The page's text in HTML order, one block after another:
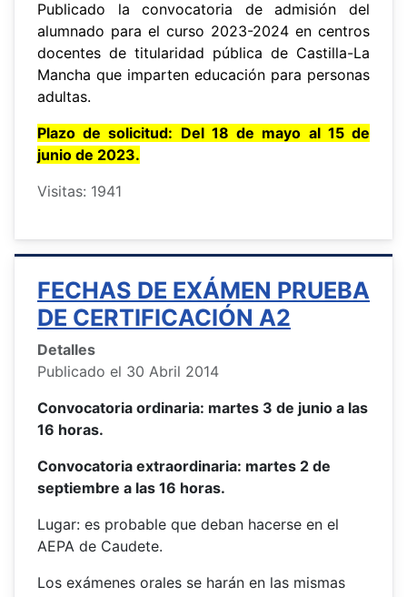
Publicado la convocatoria de admisión del
alumnado para el curso 2023-2024 en centros
docentes de titularidad pública de Castilla-La
Mancha que imparten educación para personas
adultas.
Plazo de solicitud: Del 18 de mayo al 15 de
junio de 2023.
Visitas: 1941
FECHAS DE EXÁMEN PRUEBA
DE CERTIFICACIÓN A2
Detalles
Publicado el 30 Abril 2014
Convocatoria ordinaria: martes 3 de junio a las
16 horas.
Convocatoria extraordinaria: martes 2 de
septiembre a las 16 horas.
Lugar: es probable que deban hacerse en el
AEPA de Caudete.
Los exámenes orales se harán en las mismas